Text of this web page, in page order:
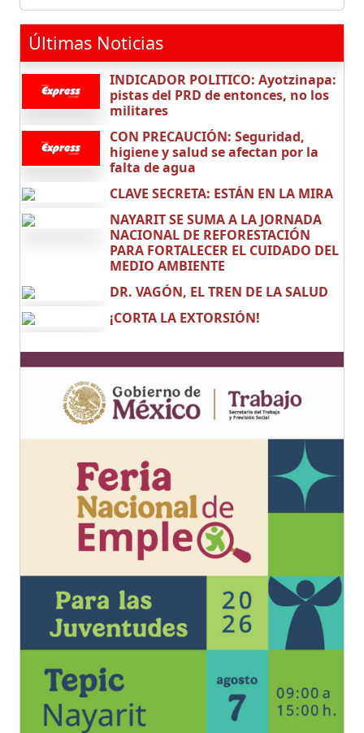
Últimas Noticias
INDICADOR POLITICO: Ayotzinapa:
pistas del PRD de entonces, no los
militares
CON PRECAUCIÓN: Seguridad,
higiene y salud se afectan por la
falta de agua
CLAVE SECRETA: ESTÁN EN LA MIRA
NAYARIT SE SUMA A LA JORNADA
NACIONAL DE REFORESTACIÓN
PARA FORTALECER EL CUIDADO DEL
MEDIO AMBIENTE
DR. VAGÓN, EL TREN DE LA SALUD
¡CORTA LA EXTORSIÓN!